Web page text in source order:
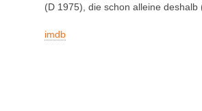
(D 1975), die schon alleine
imdb